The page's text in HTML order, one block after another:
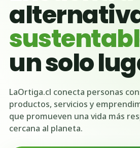
un solo
LaOrtiga.cl conecta personas
productos, servicios y
que promueven una vida más
cercana al planeta.